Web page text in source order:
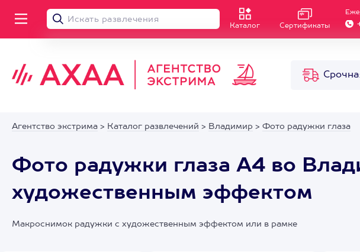
Каталог Сертификаты
Агентство экстрима > Каталог развлечений > Владимир > Фото радужки глаза
Фото радужки глаза А4 во
художественным эффектом
Макроснимок радужки с художественным эффектом или в рамке